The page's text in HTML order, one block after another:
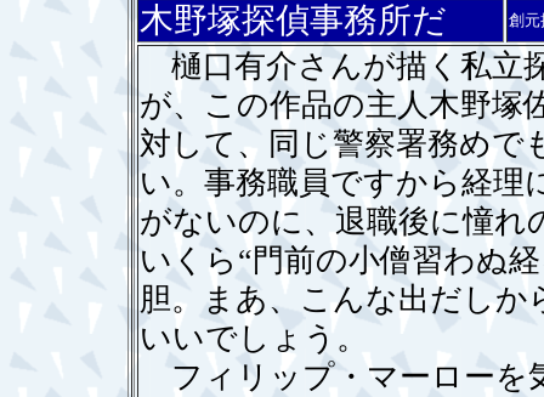
木野塚探偵事務所だ 創元
樋口有介さんが描く私立
が、この作品の主人木野塚
対して、同じ警察署務めで
い。事務職員ですから経理
がないのに、退職後に憧
いくら“門前の小僧習わぬ
胆。まあ、こんな出だし
いいでしょう。
フィリップ・マーローを